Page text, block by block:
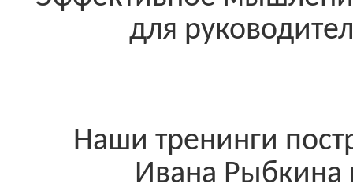
для
Наши тренинги
Ивана Рыбкина